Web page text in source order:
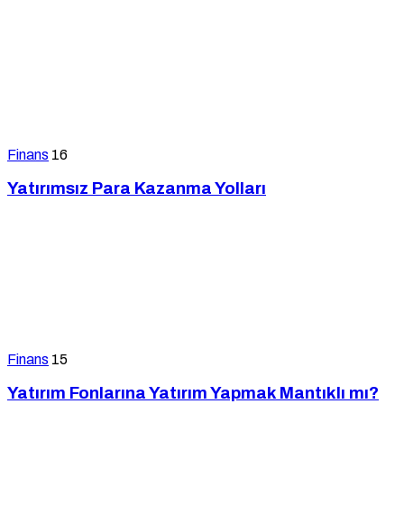
Finans 16
Yatırımsız Para Kazanma Yolları
Finans 15
Yatırım Fonlarına Yatırım Yapmak Mantıklı mı?